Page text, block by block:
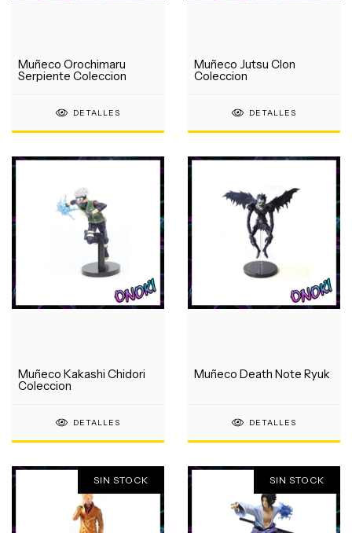
Muñeco Orochimaru
Serpiente Coleccion
DETALLES
Muñeco Jutsu Clon
Coleccion
DETALLES
Muñeco Kakashi Chidori
Coleccion
DETALLES
Muñeco Death Note Ryuk
DETALLES
SIN STOCK SIN STOCK